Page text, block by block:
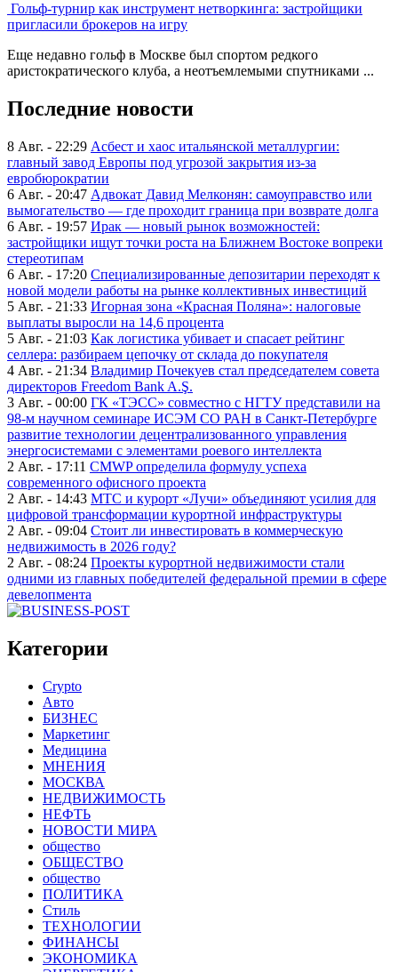
Гольф-турнир как инструмент нетворкинга: застройщики
пригласили брокеров на игру
Еще недавно гольф в Москве был спортом редкого
аристократического клуба, а неотъемлемыми спутниками ...
Последние новости
8 Авг. - 22:29 Асбест и хаос итальянской металлургии:
главный завод Европы под угрозой закрытия из-за
евробюрократии
6 Авг. - 20:47 Адвокат Давид Мелконян: самоуправство или
вымогательство — где проходит граница при возврате долга
6 Авг. - 19:57 Ирак — новый рынок возможностей:
застройщики ищут точки роста на Ближнем Востоке вопреки
стереотипам
6 Авг. - 17:20 Специализированные депозитарии переходят к
новой модели работы на рынке коллективных инвестиций
5 Авг. - 21:33 Игорная зона «Красная Поляна»: налоговые
выплаты выросли на 14,6 процента
5 Авг. - 21:03 Как логистика убивает и спасает рейтинг
селлера: разбираем цепочку от склада до покупателя
4 Авг. - 21:34 Владимир Почекуев стал председателем совета
директоров Freedom Bank A.Ş.
3 Авг. - 00:00 ГК «ТЭСС» совместно с НГТУ представили на
98-м научном семинаре ИСЭМ СО РАН в Санкт-Петербурге
развитие технологии децентрализованного управления
энергосистемами с элементами роевого интеллекта
2 Авг. - 17:11 CMWP определила формулу успеха
современного офисного проекта
2 Авг. - 14:43 МТС и курорт «Лучи» объединяют усилия для
цифровой трансформации курортной инфраструктуры
2 Авг. - 09:04 Стоит ли инвестировать в коммерческую
недвижимость в 2026 году?
2 Авг. - 08:24 Проекты курортной недвижимости стали
одними из главных победителей федеральной премии в сфере
девелопмента
Категории
Crypto
Авто
БИЗНЕС
Маркетинг
Медицина
МНЕНИЯ
МОСКВА
НЕДВИЖИМОСТЬ
НЕФТЬ
НОВОСТИ МИРА
общество
ОБЩЕСТВО
общество
ПОЛИТИКА
Стиль
ТЕХНОЛОГИИ
ФИНАНСЫ
ЭКОНОМИКА